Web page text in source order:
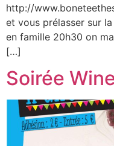
http://
et vous prélasser sur
en famille 20h30 on
[…]
Soirée